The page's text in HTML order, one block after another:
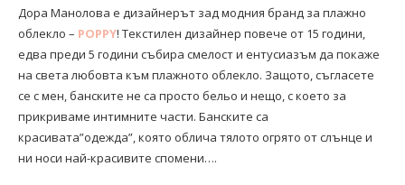
Дора Манолова е дизайнерът зад модния бранд за плажно
облекло – POPPY! Текстилен дизайнер повече от 15 години,
едва преди 5 години събира смелост и ентусиазъм да покаже
на света любовта към плажното облекло. Защото, съгласете
се с мен, банските не са просто бельо и нещо, с което за
прикриваме интимните части. Банските са
красивата”одежда”, която облича тялото огрято от слънце и
ни носи най-красивите спомени….